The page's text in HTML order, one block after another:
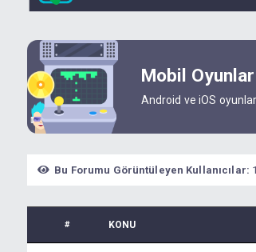
Mobil Oyunlar
Android ve iOS
Bu Forumu Görüntüleyen Kullanıcılar:
# KONU